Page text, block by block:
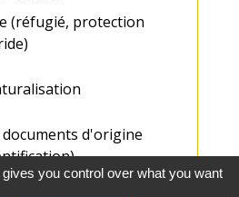
(réfugié, protection
d'origine
- Électionsyou control over what you want